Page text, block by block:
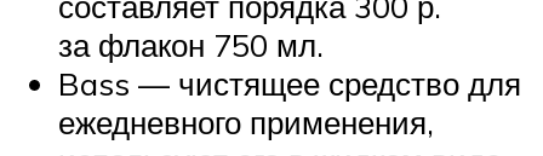
за флакон 750 мл.
Bass — чистящее средство для
ежедневного применения,